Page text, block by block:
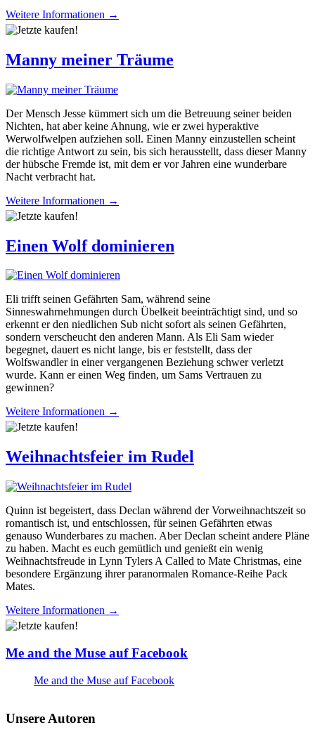
Weitere Informationen →
Manny meiner Träume
Der Mensch Jesse kümmert sich um die Betreuung seiner beiden
Nichten, hat aber keine Ahnung, wie er zwei hyperaktive
Werwolfwelpen aufziehen soll. Einen Manny einzustellen scheint
die richtige Antwort zu sein, bis sich herausstellt, dass dieser Manny
der hübsche Fremde ist, mit dem er vor Jahren eine wunderbare
Nacht verbracht hat.
Weitere Informationen →
Einen Wolf dominieren
Eli trifft seinen Gefährten Sam, während seine
Sinneswahrnehmungen durch Übelkeit beeinträchtigt sind, und so
erkennt er den niedlichen Sub nicht sofort als seinen Gefährten,
sondern verscheucht den anderen Mann. Als Eli Sam wieder
begegnet, dauert es nicht lange, bis er feststellt, dass der
Wolfswandler in einer vergangenen Beziehung schwer verletzt
wurde. Kann er einen Weg finden, um Sams Vertrauen zu
gewinnen?
Weitere Informationen →
Weihnachtsfeier im Rudel
Quinn ist begeistert, dass Declan während der Vorweihnachtszeit so
romantisch ist, und entschlossen, für seinen Gefährten etwas
genauso Wunderbares zu machen. Aber Declan scheint andere Pläne
zu haben. Macht es euch gemütlich und genießt ein wenig
Weihnachtsfreude in Lynn Tylers A Called to Mate Christmas, eine
besondere Ergänzung ihrer paranormalen Romance-Reihe Pack
Mates.
Weitere Informationen →
Me and the Muse auf Facebook
Me and the Muse auf Facebook
Unsere Autoren